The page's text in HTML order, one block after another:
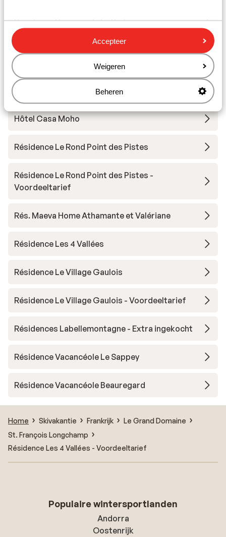
Accepteer
Weigeren
Beheren
Résidence Vacancéole La Duit
Résidence Boutique CGH la Grange aux Fées
Résidence Boutique CGH la Grange aux Fées -
Hôtel Casa Moho
Résidence Le Rond Point des Pistes
Résidence Le Rond Point des Pistes -
Voordeeltarief
Rés. Maeva Home Athamante et Valériane
Résidence Les 4 Vallées
Résidence Le Village Gaulois
Résidence Le Village Gaulois - Voordeeltarief
Résidences Labellemontagne - Extra ingekocht
Résidence Vacancéole Le Sappey
Résidence Vacancéole Beauregard
Home Skivakantie Frankrijk
Le Grand Domaine
St. François Longchamp
Résidence Les 4 Vallées - Voordeeltarief
Populaire wintersportlanden
Andorra
Oostenrijk